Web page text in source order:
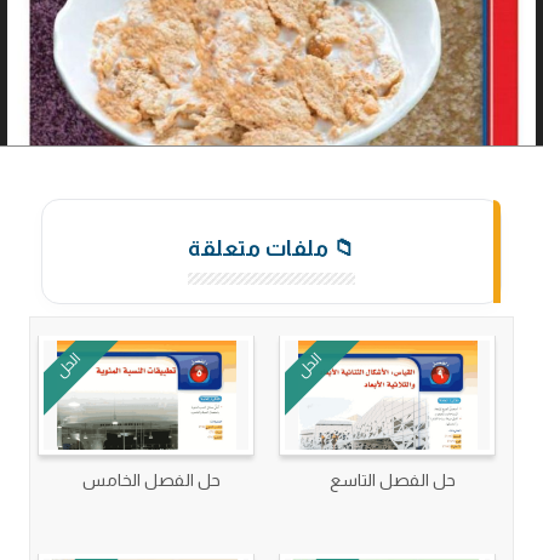
📁 ملفات متعلقة
الحل
حل الفصل التاسع
الحل
حل الفصل الخامس